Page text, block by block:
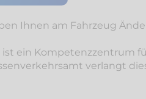
Ihnen am Fahrzeug
ist ein
verlangt